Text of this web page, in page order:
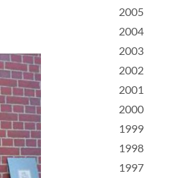
2005
2004
2003
2002
2001
2000
1999
1998
1997